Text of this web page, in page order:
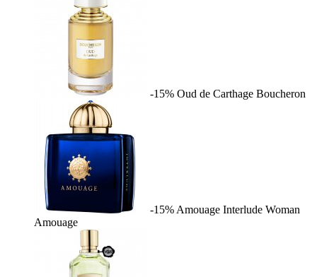
-15% Oud de Carthage Boucheron
-15% Amouage Interlude Woman
Amouage